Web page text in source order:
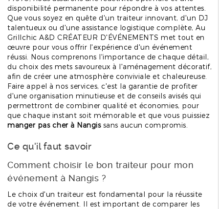
disponibilité permanente pour répondre à vos attentes.
Que vous soyez en quête d'un traiteur innovant, d'un DJ
talentueux ou d'une assistance logistique complète, Au
Grillchic A&D CRÉATEUR D'ÉVÉNEMENTS met tout en
œuvre pour vous offrir l'expérience d'un événement
réussi. Nous comprenons l'importance de chaque détail,
du choix des mets savoureux à l'aménagement décoratif,
afin de créer une atmosphère conviviale et chaleureuse.
Faire appel à nos services, c'est la garantie de profiter
d'une organisation minutieuse et de conseils avisés qui
permettront de combiner qualité et économies, pour
que chaque instant soit mémorable et que vous puissiez
manger pas cher à Nangissans aucun compromis.
Ce qu'il faut savoir
Comment choisir le bon traiteur pour mon
événement à Nangis ?
Le choix d'un traiteur est fondamental pour la réussite
de votre événement. Il est important de comparer les